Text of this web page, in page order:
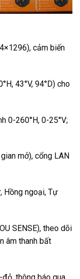
cảm biến
43°V, 94°D) cho
0-260°H, 0-25°V;
mở), cổng LAN
Hồng ngoại, Tự
SENSE), theo dõi
âm thanh bất